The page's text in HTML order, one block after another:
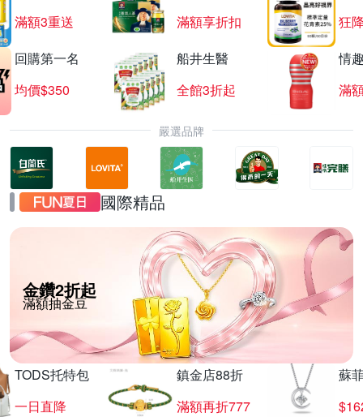
滿額3重送
滿額享折扣
狂
回購第一名
均價$350
船井生醫
全館3折起
情
滿
嚴選品牌
國際精品
金鑽2折起
滿額抽金豆
TODS托特包
一日直降
鎮金店88折
滿額再折777
蘇